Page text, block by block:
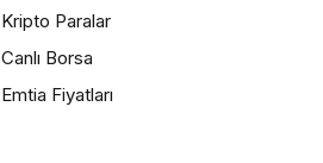
Kripto Paralar
Canlı Borsa
Emtia Fiyatları